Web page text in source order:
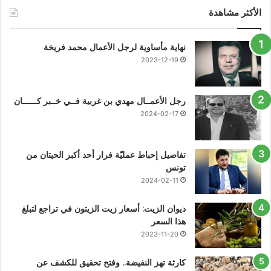
الأكثر مشاهدة
نهاية مأساوية لرجل الأعمال محمد فريخة
2023-12-19
رجل الأعمــال مهدي بن غربية فــي خــبر كــــــان
2024-02-17
تفاصيل إحباط عمليّة فرار أحد أكبر الحيتان من
تونس
2024-02-11
ديوان الزيت: أسعار زيت الزيتون في تراجع لتبلغ
هذا السعر
2023-11-20
كارثة تهز النفيضة.. وفتح تحقيق للكشف عن